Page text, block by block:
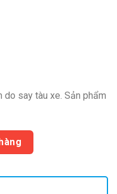
₫.
do say tàu xe. Sản phẩm
| x29 hộp số lượng